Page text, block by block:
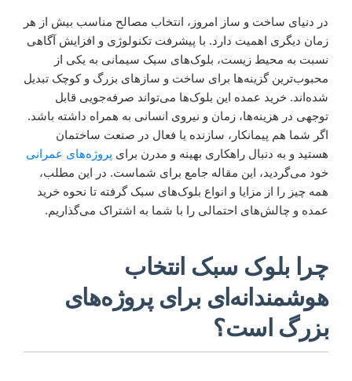
در دنیای ساخت و ساز امروز، انتخاب مصالح مناسب بیش از هر
زمان دیگری اهمیت دارد. با پیشرفت تکنولوژی و افزایش آگاهی
نسبت به محیط زیست، بلوک‌های سبک سیمانی به یکی از
محبوب‌ترین گزینه‌ها برای ساخت و سازهای بزرگ و کوچک تبدیل
شده‌اند. خرید عمده این بلوک‌ها می‌تواند صرفه‌جویی قابل
توجهی در هزینه‌ها، زمان و نیروی انسانی به همراه داشته باشد.
اگر شما هم پیمانکار، سازنده یا فعال در صنعت ساختمان
هستید و به دنبال راهکاری بهینه و مدرن برای پروژه‌های عمرانی
خود می‌گردید، این مقاله جامع برای شماست. در این مطلب،
همه چیز را از مزایا و انواع بلوک‌های سبک گرفته تا نحوه خرید
عمده و چالش‌های احتمالی را با شما به اشتراک می‌گذاریم.
چرا بلوک سبک انتخاب
هوشمندانه‌ای برای پروژه‌های
بزرگ است؟